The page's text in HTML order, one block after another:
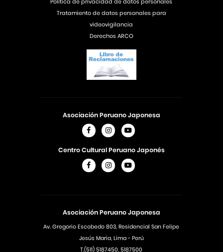
Asociación Peruano Japonesa
Av. Gregorio Escobedo 803, Residencial San Felipe
Jesús Maria, Lima - Perú
T.(511) 5187450, 5187500
Asociación Peruano Japonesa
Centro Cultural Peruano Japonés
Tratamiento de datos personales para
videovigilancia
Derechos ARCO